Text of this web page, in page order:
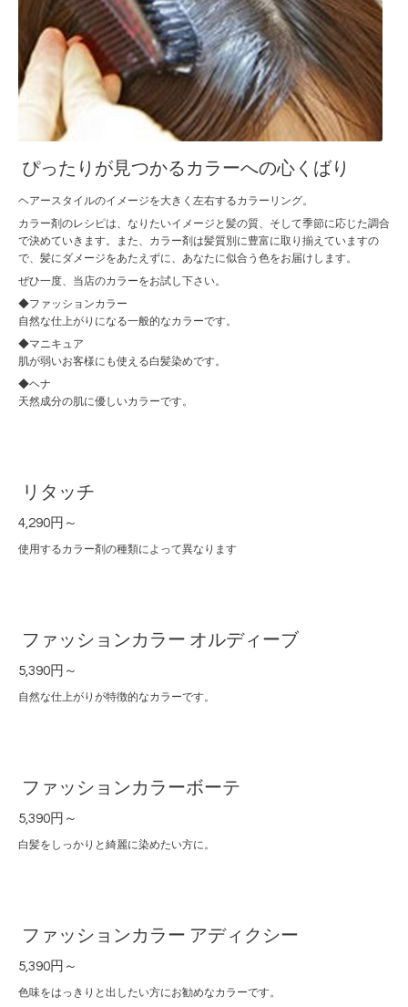
ぴったりが見つかるカラーへの心くばり
ヘアースタイルのイメージを大きく左右するカラーリング。
カラー剤のレシピは、なりたいイメージと髪の質、そして季節に応じた調合
で決めていきます。また、カラー剤は髪質別に豊富に取り揃えていますの
で、髪にダメージをあたえずに、あなたに似合う色をお届けします。
ぜひ一度、当店のカラーをお試し下さい。
◆ファッションカラー
自然な仕上がりになる一般的なカラーです。
◆マニキュア
肌が弱いお客様にも使える白髪染めです。
◆ヘナ
天然成分の肌に優しいカラーです。
リタッチ
4,290円～
使用するカラー剤の種類によって異なります
ファッションカラー オルディーブ
5,390円～
自然な仕上がりが特徴的なカラーです。
ファッションカラーボーテ
5,390円～
白髪をしっかりと綺麗に染めたい方に。
ファッションカラー アディクシー
5,390円～
色味をはっきりと出したい方にお勧めなカラーです。